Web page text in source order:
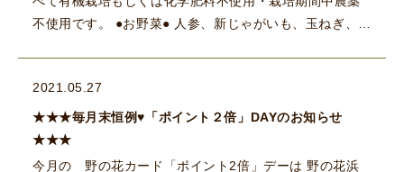
不使用です。 ●お野菜● 人参、新じゃがいも、玉ねぎ、ア
2021.05.27
★★★毎月末恒例♥「ポイント２倍」DAYのお知らせ
★★★
今月の 野の花カード「ポイント2倍」デーは 野の花浜